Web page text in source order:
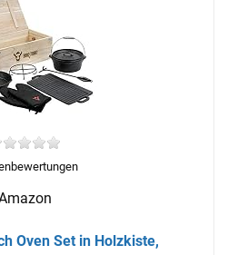
Oven Set in Holzkiste,